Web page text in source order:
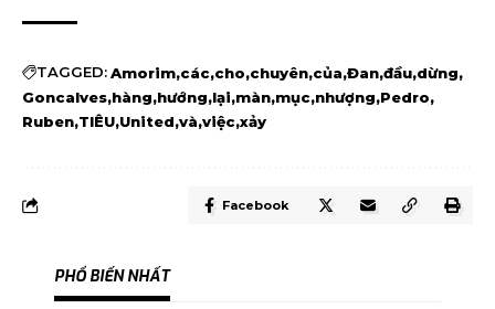
TAGGED:Amorim các cho chuyên của Đan đầu dừng
Goncalves hàng hướng lại màn mục nhượng Pedro
Ruben TIÊU United và việc xảy
Facebook
PHỔ BIẾN NHẤT